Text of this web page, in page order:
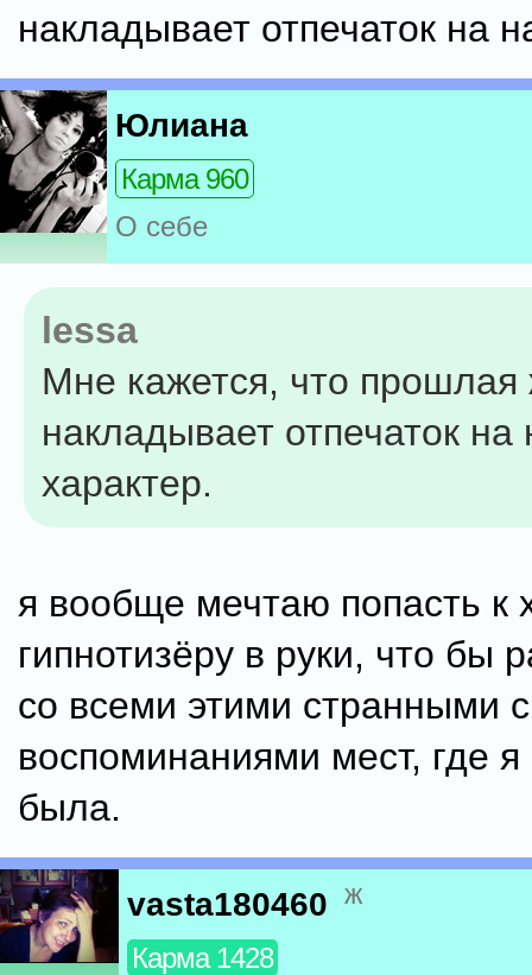
накладывает отпечаток на
Юлиана
Карма 960
О себе
lessa
Мне кажется, что прошлая
накладывает отпечаток
характер.
я вообще мечтаю попасть к
гипнотизёру в руки, что бы
со всеми этими странными
воспоминаниями мест, где я
была.
vasta180460 ж
Карма 1428